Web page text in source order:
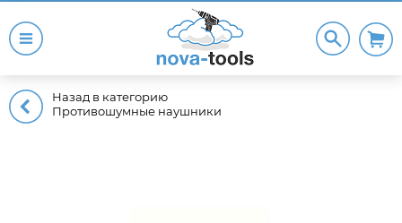
Назад в категорию
Противошумные наушники